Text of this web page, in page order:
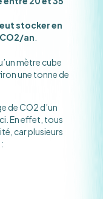
stocker en
an
mètre cube
une tonne de
de CO2 d’un
En effet, tous
car plusieurs